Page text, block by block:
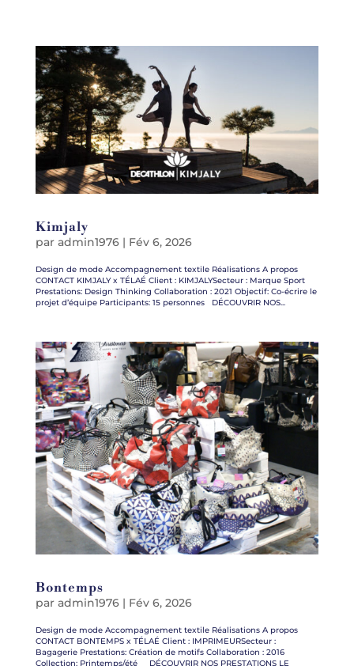
Kimjaly
par admin1976| Fév 6, 2026
Design de mode Accompagnement textile Réalisations A propos
CONTACT KIMJALY x TÉLAÉ Client : KIMJALYSecteur : Marque Sport
Prestations: Design Thinking Collaboration : 2021 Objectif: Co-écrire le
projet d’équipe Participants: 15 personnes DÉCOUVRIR NOS...
Bontemps
par admin1976| Fév 6, 2026
Design de mode Accompagnement textile Réalisations A propos
CONTACT BONTEMPS x TÉLAÉ Client : IMPRIMEURSecteur :
Bagagerie Prestations: Création de motifs Collaboration : 2016
Collection: Printemps/été DÉCOUVRIR NOS PRESTATIONS LE